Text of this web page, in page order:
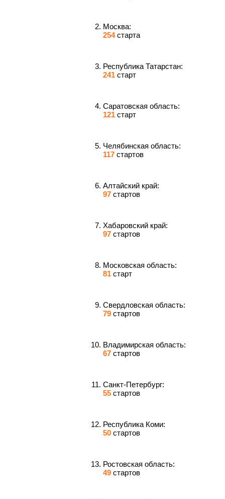
Москва:
254старта
Республика Татарстан:
241 старт
Саратовская область:
121 старт
Челябинская область:
117 стартов
Алтайский край:
97 стартов
Хабаровский край:
97 стартов
Московская область:
81 старт
Свердловская область:
79 стартов
Владимирская область:
67 стартов
Санкт-Петербург:
55 стартов
Республика Коми:
50 стартов
Ростовская область:
49 стартов